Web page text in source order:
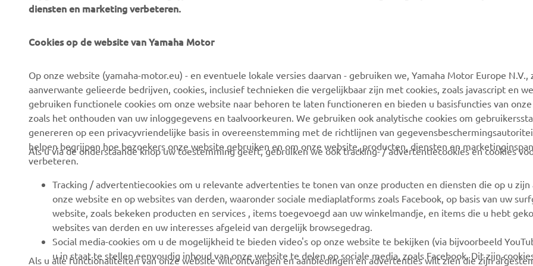
CORPORATE
Over ons
Evenementen
Press
Careers
Dealer worden
Mensenrechtenbeleid
Basisbeleid duurzaamheid
Klokkenluiderskanaal
VOOR BEDRIJVEN
eBike systemen
Autoriteiten
Golfbanen
Eerste hulpverleners
Robotics
Partnerschappen
Technische informatie
voor onafhankelijke
dealers
MyYamaha
Yamaha Music
Yamaha Racing
Yamaha Motor Global
Webshop-ondersteuning
Onderdelencatalogus
Boek een
onderhoudsbeurt
Zoek een Yamaha-dealer
Afvalbatterijen
diensten en marketing verbeteren.
Cookies op de website van Yamaha Motor
Op onze website (yamaha-motor.eu) - en eventuele lokale versies daarvan - gebruiken we, Yamaha Motor Europe N.V.,
aanverwante gelieerde bedrijven, cookies, inclusief technieken die vergelijkbaar zijn met cookies, zoals javascript en
gebruiken functionele cookies om onze website naar behoren te laten functioneren en bieden u basisfuncties van
zoals het onthouden van uw inloggegevens en taalvoorkeuren. We gebruiken ook analytische cookies om
genereren op een privacyvriendelijke basis in overeenstemming met de richtlijnen van
helpen begrijpen hoe bezoekers onze website gebruiken en om onze website, producten, diensten en
verbeteren.
Als u via de onderstaande knop uw toestemming geeft, gebruiken we ook tracking- / advertentiecookies en cookies
Tracking / advertentiecookies om u relevante advertenties te tonen van onze producten en diensten die op u
onze website en op websites van derden, waaronder sociale mediaplatforms zoals Facebook, op basis van uw
website, zoals bekeken producten en services , items toegevoegd aan uw winkelmandje, en items die u hebt
websites van derden en uw interesses afgeleid van dergelijk browsegedrag.
Social media-cookies om u de mogelijkheid te bieden video's op onze website te bekijken (via bijvoorbeeld
u in staat te stellen eenvoudig inhoud van onze website te delen op sociale media, zoals Facebook. Dit zijn
Als u alle functionaliteiten van onze website wilt ontvangen en aanbiedingen en advertenties wilt zien die zijn